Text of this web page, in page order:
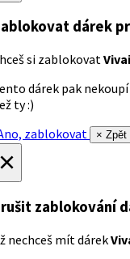
dárek
si zablokovat
dárek pak
ty :)
zablokovat
× Zpět
zablokování
nechceš mít dárek